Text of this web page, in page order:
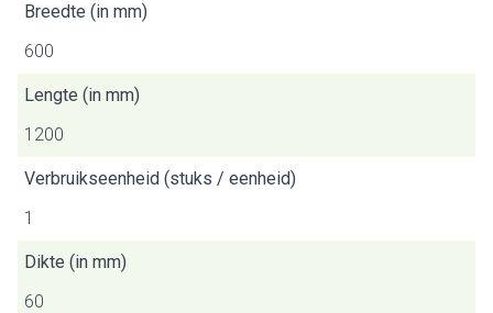
Breedte (in mm)
600
Lengte (in mm)
1200
Verbruikseenheid (stuks / eenheid)
1
Dikte (in mm)
60